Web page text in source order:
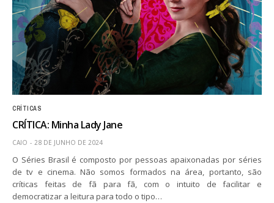
CRÍTICAS
CRÍTICA: Minha Lady Jane
CAIO 28 DE JUNHO DE 2024
O Séries Brasil é composto por pessoas apaixonadas por séries
de tv e cinema. Não somos formados na área, portanto, são
críticas feitas de fã para fã, com o intuito de facilitar e
democratizar a leitura para todo o tipo…